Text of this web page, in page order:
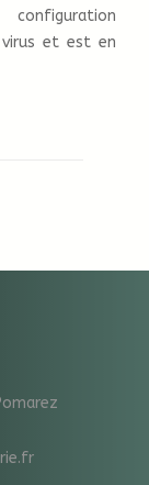
et est en